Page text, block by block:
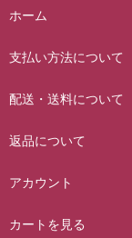
ホーム
支払い方法について
配送・送料について
返品について
アカウント
カートを見る